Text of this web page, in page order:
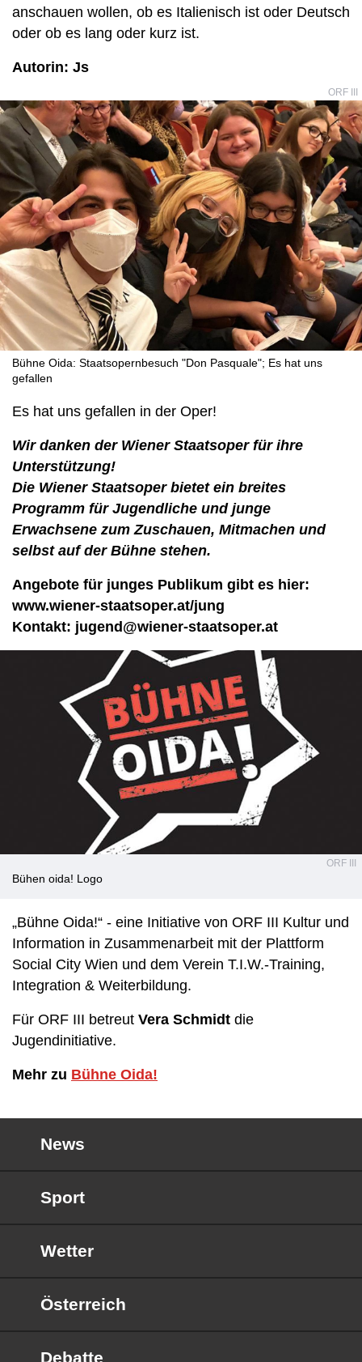
anschauen wollen, ob es Italienisch ist oder Deutsch
oder ob es lang oder kurz ist.
Autorin: Js
ORF III
Bühne Oida: Staatsopernbesuch "Don Pasquale"; Es hat uns
gefallen
Es hat uns gefallen in der Oper!
Wir danken der Wiener Staatsoper für ihre
Unterstützung!
Die Wiener Staatsoper bietet ein breites
Programm für Jugendliche und junge
Erwachsene zum Zuschauen, Mitmachen und
selbst auf der Bühne stehen.
Angebote für junges Publikum gibt es hier:
www.wiener-staatsoper.at/jung
Kontakt: jugend@wiener-staatsoper.at
ORF III
Bühen oida! Logo
„Bühne Oida!“ - eine Initiative von ORF III Kultur und
Information in Zusammenarbeit mit der Plattform
Social City Wien und dem Verein T.I.W.-Training,
Integration & Weiterbildung.
Für ORF III betreut Vera Schmidt die
Jugendinitiative.
Mehr zu Bühne Oida!
News
Sport
Wetter
Österreich
Debatte